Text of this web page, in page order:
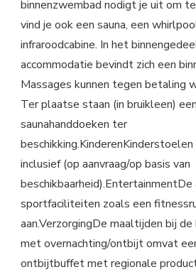
binnenzwembad nodigt je uit om
vind je ook een sauna, een
infraroodcabine. In het
accommodatie bevindt zich een
Massages kunnen tegen betaling
Ter plaatse staan (in bruikleen)
saunahanddoeken ter
inclusief (op aanvraag/op basis van
sportfaciliteiten zoals een
aan.VerzorgingDe maaltijden bij
met overnachting/ontbijt omvat
ontbijtbuffet met regionale